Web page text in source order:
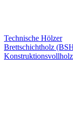
Technische Hölzer
Brettschichtholz